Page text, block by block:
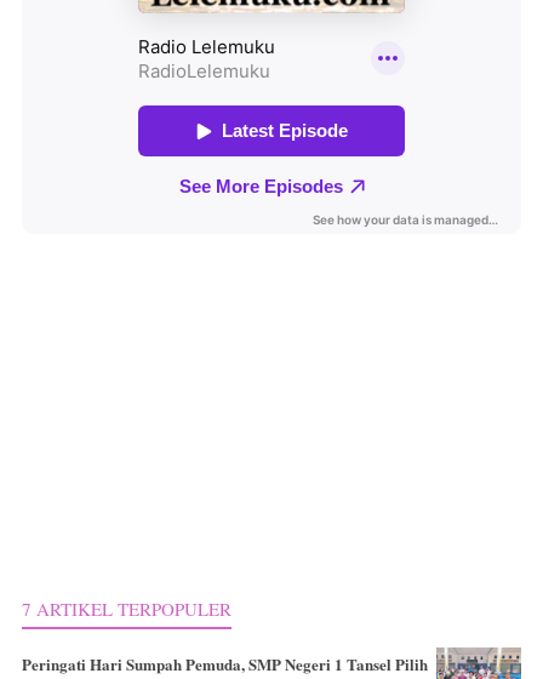
7 ARTIKEL TERPOPULER
Peringati Hari Sumpah Pemuda, SMP Negeri 1 Tansel Pilih